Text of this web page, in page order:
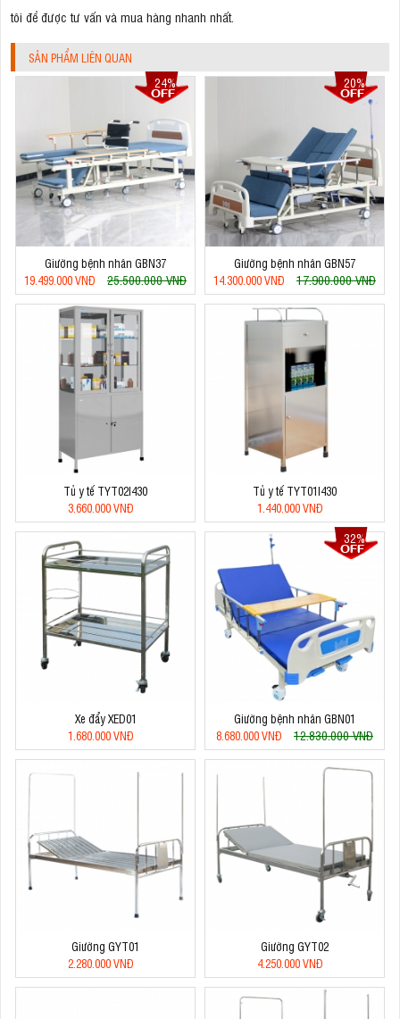
tôi để được tư vấn và mua hàng nhanh nhất.
SẢN PHẨM LIÊN QUAN
24%
Giường bệnh nhân GBN37
19.499.000 VNĐ
25.500.000 VNĐ
20%
Giường bệnh nhân GBN57
14.300.000 VNĐ
17.900.000 VNĐ
Tủ y tế TYT02I430
3.660.000 VNĐ
Tủ y tế TYT01I430
1.440.000 VNĐ
Xe đẩy XED01
1.680.000 VNĐ
32%
Giường bệnh nhân GBN01
8.680.000 VNĐ
12.830.000 VNĐ
Giường GYT01
2.280.000 VNĐ
Giường GYT02
4.250.000 VNĐ